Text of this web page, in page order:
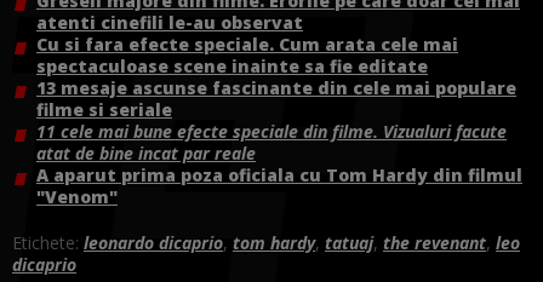
atenti cinefili le-au observat
Cu si fara efecte speciale. Cum arata cele mai
spectaculoase scene inainte sa fie editate
13 mesaje ascunse fascinante din cele mai populare
filme si seriale
11 cele mai bune efecte speciale din filme. Vizualuri facute
atat de bine incat par reale
A aparut prima poza oficiala cu Tom Hardy din filmul
"Venom"
Etichete: leonardo dicaprio, tom hardy, tatuaj, the revenant, leo
dicaprio